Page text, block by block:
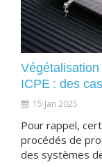
ICPE : des
15 Jan 2025
Pour rappel,
procédés de
des systèmes